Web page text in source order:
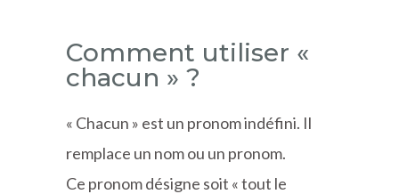
Comment utiliser «
chacun » ?
« Chacun » est un pronom indéfini. Il
remplace un nom ou un pronom.
Ce pronom désigne soit « tout le